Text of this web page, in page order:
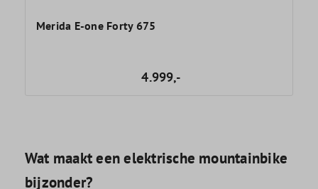
Merida E-one Forty 675
4.999,-
Wat maakt een elektrische mountainbike
bijzonder?